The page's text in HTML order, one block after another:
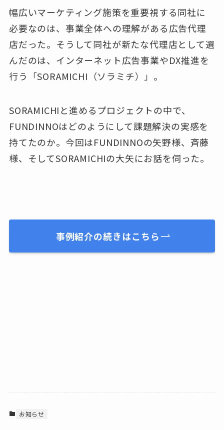
幅広いマーケティング施策を重要視する同社に
必要なのは、事業全体への理解がある広告代理
店だった。そうして同社が新たな代理店として選
んだのは、インターネット広告事業やDX推進を
行う「SORAMICHI（ソラミチ）」。
SORAMICHIと進めるプロジェクトの中で、
FUNDINNOはどのようにして課題解決の実感を
持てたのか。今回はFUNDINNOの矢野様、斉藤
様、そしてSORAMICHIの大矢にお話を伺った。
事例紹介の続きはこちら
お知らせ